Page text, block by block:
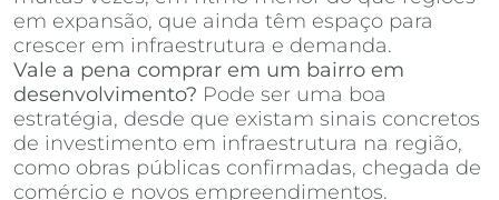
em expansão, que ainda têm espaço para
crescer em infraestrutura e demanda.
Vale a pena comprar em um bairro em
desenvolvimento? Pode ser uma boa
estratégia, desde que existam sinais concretos
de investimento em infraestrutura na região,
como obras públicas confirmadas, chegada de
comércio e novos empreendimentos.